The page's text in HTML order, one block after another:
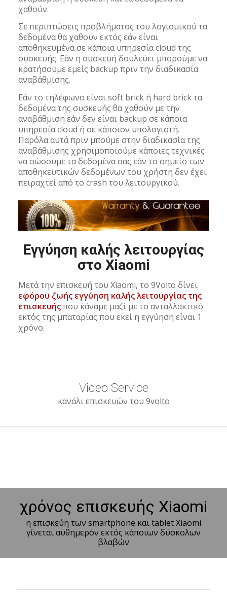
χαθούν.
Σε περιπτώσεις προβλήματος του λογισμικού τα
δεδομένα θα χαθούν εκτός εάν είναι
αποθηκευμένα σε κάποια υπηρεσία cloud της
συσκευής. Εάν η συσκευή δουλεύει μπορούμε να
κρατήσουμε εμείς backup πριν την διαδικασία
αναβάθμισης.
Εάν το τηλέφωνο είναι soft brick ή hard brick τα
δεδομένα της συσκευής θα χαθούν με την
αναβάθμιση εάν δεν είναι backup σε κάποια
υπηρεσία cloud ή σε κάποιον υπολογιστή.
Παρόλα αυτά πριν μπούμε στην διαδικασία της
αναβάθμισης χρησιμοποιούμε κάποιες τεχνικές
να σώσουμε τα δεδομένα σας εάν το σημείο των
αποθηκευτικών δεδομένων του χρήστη δεν έχει
πειραχτεί από το crash του λειτουργικού.
Εγγύηση καλής λειτουργίας
στο Xiaomi
Μετά την επισκευή του Xiaomi, το 9Volto δίνει
εφόρου ζωής εγγύηση καλής λειτουργίας της
επισκευήςπου κάναμε μαζί με το ανταλλακτικό
εκτός της μπαταρίας που εκεί η εγγύηση είναι 1
χρόνο.
Video Service
κανάλι επισκευών του 9volto
χρόνος επισκευής Xiaomi
η επισκεύη των smartphone και tablet Xiaomi
γίνεται αυθημερόν εκτός κάποιων δύσκολων
βλαβών